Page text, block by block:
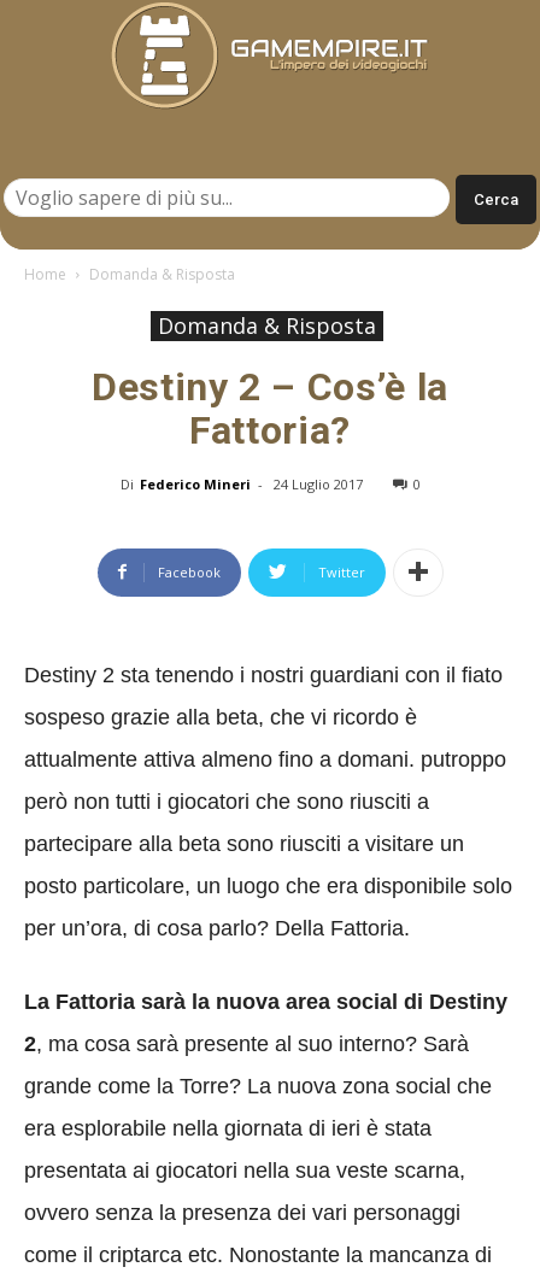
Home Domanda & Risposta
Domanda & Risposta
Destiny 2 – Cos’è la
Fattoria?
Di Federico Mineri - 24 Luglio 2017 0
Facebook Twitter
Destiny 2 sta tenendo i nostri guardiani con il fiato
sospeso grazie alla beta, che vi ricordo è
attualmente attiva almeno fino a domani. putroppo
però non tutti i giocatori che sono riusciti a
partecipare alla beta sono riusciti a visitare un
posto particolare, un luogo che era disponibile solo
per un’ora, di cosa parlo? Della Fattoria.
La Fattoria sarà la nuova area social di Destiny
2, ma cosa sarà presente al suo interno? Sarà
grande come la Torre? La nuova zona social che
era esplorabile nella giornata di ieri è stata
presentata ai giocatori nella sua veste scarna,
ovvero senza la presenza dei vari personaggi
come il criptarca etc. Nonostante la mancanza di